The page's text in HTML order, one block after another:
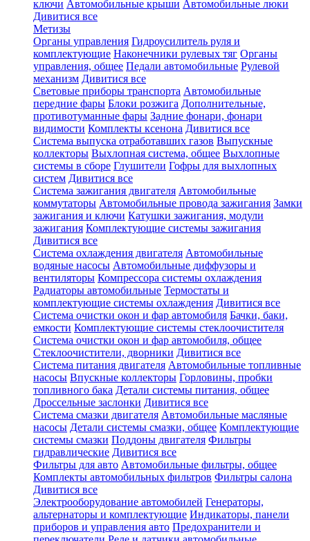
ключи Автомобильные крыши Автомобильные люки
Дивитися все
Метизы
Органы управления Гидроусилитель руля и
комплектующие Наконечники рулевых тяг Органы
управления, общее Педали автомобильные Рулевой
механизм Дивитися все
Световые приборы транспорта Автомобильные
передние фары Блоки розжига Дополнительные,
противотуманные фары Задние фонари, фонари
видимости Комплекты ксенона Дивитися все
Система выпуска отработавших газов Выпускные
коллекторы Выхлопная система, общее Выхлопные
системы в сборе Глушители Гофры для выхлопных
систем Дивитися все
Система зажигания двигателя Автомобильные
коммутаторы Автомобильные провода зажигания Замки
зажигания и ключи Катушки зажигания, модули
зажигания Комплектующие системы зажигания
Дивитися все
Система охлаждения двигателя Автомобильные
водяные насосы Автомобильные диффузоры и
вентиляторы Компрессора системы охлаждения
Радиаторы автомобильные Термостаты и
комплектующие системы охлаждения Дивитися все
Система очистки окон и фар автомобиля Бачки, баки,
емкости Комплектующие системы стеклоочистителя
Система очистки окон и фар автомобиля, общее
Стеклоочистители, дворники Дивитися все
Система питания двигателя Автомобильные топливные
насосы Впускные коллекторы Горловины, пробки
топливного бака Детали системы питания, общее
Дроссельные заслонки Дивитися все
Система смазки двигателя Автомобильные масляные
насосы Детали системы смазки, общее Комплектующие
системы смазки Поддоны двигателя Фильтры
гидравлические Дивитися все
Фильтры для авто Автомобильные фильтры, общее
Комплекты автомобильных фильтров Фильтры салона
Дивитися все
Электрооборудование автомобилей Генераторы,
альтернаторы и комплектующие Индикаторы, панели
приборов и управления авто Предохранители и